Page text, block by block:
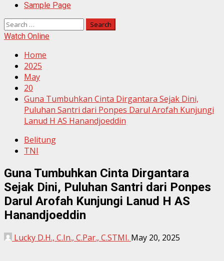
Sample Page
Search
for:
Watch Online
Home
2025
May
20
Guna Tumbuhkan Cinta Dirgantara Sejak Dini,
Puluhan Santri dari Ponpes Darul Arofah Kunjungi
Lanud H AS Hanandjoeddin
Belitung
TNI
Guna Tumbuhkan Cinta Dirgantara
Sejak Dini, Puluhan Santri dari Ponpes
Darul Arofah Kunjungi Lanud H AS
Hanandjoeddin
Lucky D.H., C.In., C.Par., C.STMI. May 20, 2025